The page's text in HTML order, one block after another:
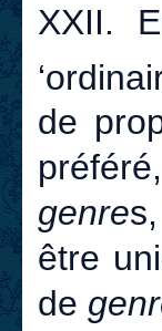
XXII.
de
genre
être
de